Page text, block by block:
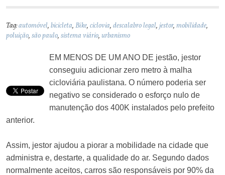
Tag:automóvel,bicicleta,Bike,ciclovia,descalabro legal,jestor,mobilidade,
poluição,são paulo,sistema viário, urbanismo
EM MENOS DE UM ANO DE jestão, jestor
conseguiu adicionar zero metro à malha
cicloviária paulistana. O número poderia ser
negativo se considerado o esforço nulo de
manutenção dos 400K instalados pelo prefeito
anterior.
Assim, jestor ajudou a piorar a mobilidade na cidade que
administra e, destarte, a qualidade do ar. Segundo dados
normalmente aceitos, carros são responsáveis por 90% da